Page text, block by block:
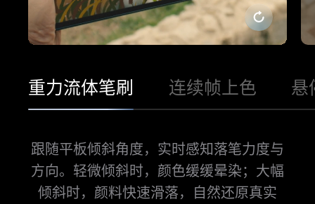
重力流体笔刷 连续帧上色 悬
跟随平板倾斜角度，实时感知落笔力度与
方向。轻微倾斜时，颜色缓缓晕染；大幅
倾斜时，颜料快速滑落， 自然还原真实